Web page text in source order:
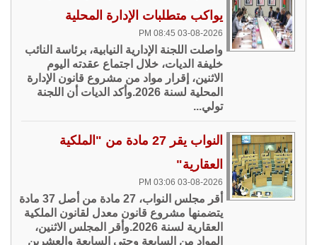
يواكب متطلبات الإدارة المحلية
03-08-2026 08:45 PM
واصلت اللجنة الإدارية النيابية، برئاسة النائب
خليفة الديات، خلال اجتماع عقدته اليوم
الاثنين، إقرار مواد من مشروع قانون الإدارة
المحلية لسنة 2026.وأكد الديات أن اللجنة
تولي...
النواب يقر 27 مادة من "الملكية
العقارية"
03-08-2026 03:06 PM
أقر مجلس النواب، 27 مادة من أصل 37 مادة
يتضمنها مشروع قانون معدل لقانون الملكية
العقارية لسنة 2026.وأقر المجلس الاثنين،
المواد من السابعة وحتى السابعة والعشرين